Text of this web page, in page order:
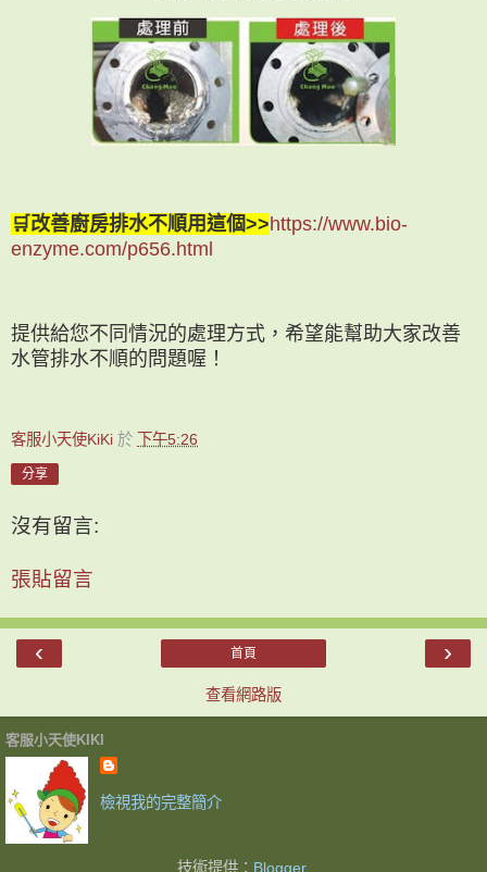
🛒改善廚房排水不順用這個>>https://www.bio-
enzyme.com/p656.html
提供給您不同情況的處理方式，希望能幫助大家改善
水管排水不順的問題喔！
客服小天使KiKi 於 下午5:26
分享
沒有留言:
張貼留言
‹ ›
首頁
查看網路版
客服小天使KIKI
檢視我的完整簡介
技術提供： Blogger.